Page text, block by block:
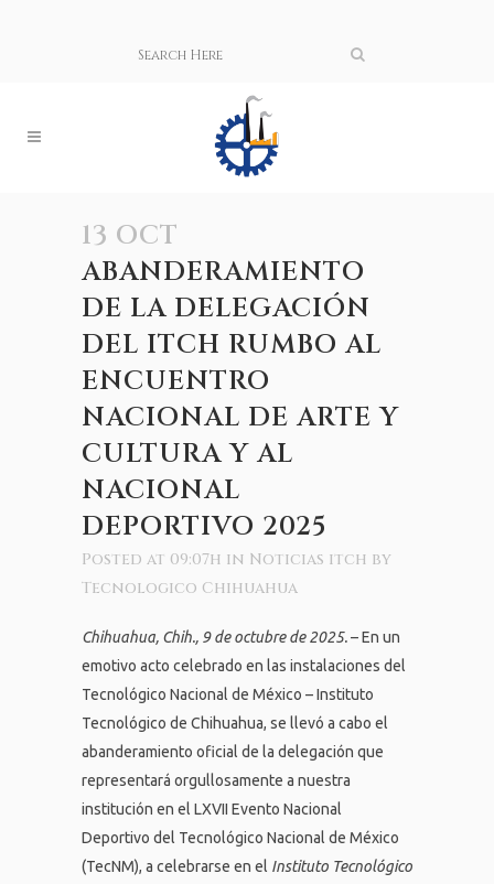
13 OCT
ABANDERAMIENTO
DE LA DELEGACIÓN
DEL ITCH RUMBO AL
ENCUENTRO
NACIONAL DE ARTE Y
CULTURA Y AL
NACIONAL
DEPORTIVO 2025
Posted at 09:07h in Noticias itch by
Tecnologico Chihuahua
Chihuahua, Chih., 9 de octubre de 2025.– En un
emotivo acto celebrado en las instalaciones del
Tecnológico Nacional de México – Instituto
Tecnológico de Chihuahua, se llevó a cabo el
abanderamiento oficial de la delegación que
representará orgullosamente a nuestra
institución en el LXVII Evento Nacional
Deportivo del Tecnológico Nacional de México
(TecNM), a celebrarse en el Instituto Tecnológico